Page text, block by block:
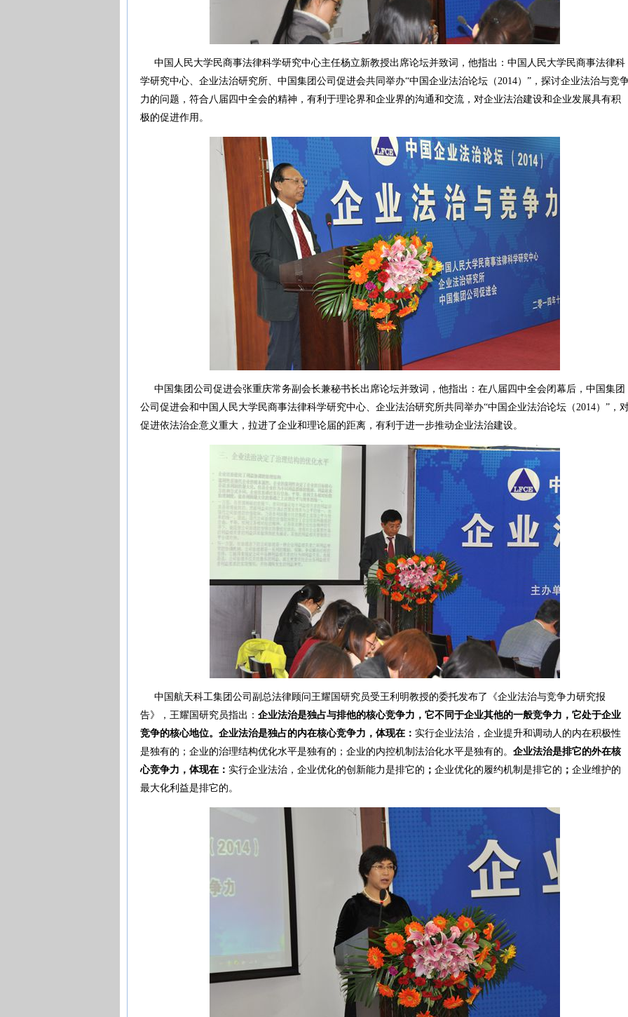
中国人民大学民商事法律科学研究中心主任杨立新教授出席论坛并致词，他指出：中国人民大学民商事法律科
学研究中心、企业法治研究所、中国集团公司促进会共同举办“中国企业法治论坛（2014）”，探讨企业法治与竞
力的问题，符合八届四中全会的精神，有利于理论界和企业界的沟通和交流，对企业法治建设和企业发展具有积
极的促进作用。
中国集团公司促进会张重庆常务副会长兼秘书长出席论坛并致词，他指出：在八届四中全会闭幕后，中国集团
公司促进会和中国人民大学民商事法律科学研究中心、企业法治研究所共同举办“中国企业法治论坛（2014）”，
促进依法治企意义重大，拉进了企业和理论届的距离，有利于进一步推动企业法治建设。
中国航天科工集团公司副总法律顾问王耀国研究员受王利明教授的委托发布了《企业法治与竞争力研究报
告》，王耀国研究员指出： 企业法治是独占与排他的核心竞争力，它不同于企业其他的一般竞争力，它处于企业
竞争的核心地位。企业法治是独占的内在核心竞争力，体现在： 实行企业法治，企业提升和调动人的内在积极性
是独有的；企业的治理结构优化水平是独有的；企业的内控机制法治化水平是独有的。 企业法治是排它的外在核
心竞争力，体现在： 实行企业法治，企业优化的创新能力是排它的 ； 企业优化的履约机制是排它的 ； 企业维护的
最大化利益是排它的。